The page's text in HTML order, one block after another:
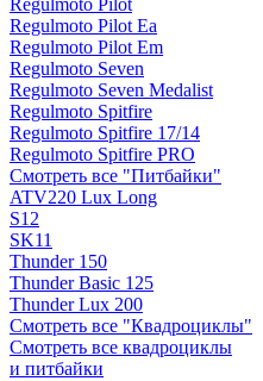
Regulmoto Pilot
Regulmoto Pilot Ea
Regulmoto Pilot Em
Regulmoto Seven
Regulmoto Seven Medalist
Regulmoto Spitfire
Regulmoto Spitfire 17/14
Regulmoto Spitfire PRO
Смотреть все "Питбайки"
ATV220 Lux Long
S12
SK11
Thunder 150
Thunder Basic 125
Thunder Lux 200
Смотреть все "Квадроциклы"
Смотреть все квадроциклы
и питбайки